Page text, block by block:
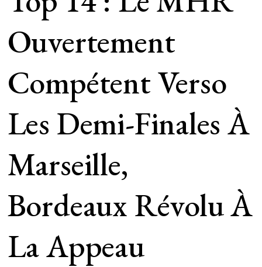
Ouvertement
Compétent Verso
Les Demi-Finales À
Marseille,
Bordeaux Révolu À
La Appeau